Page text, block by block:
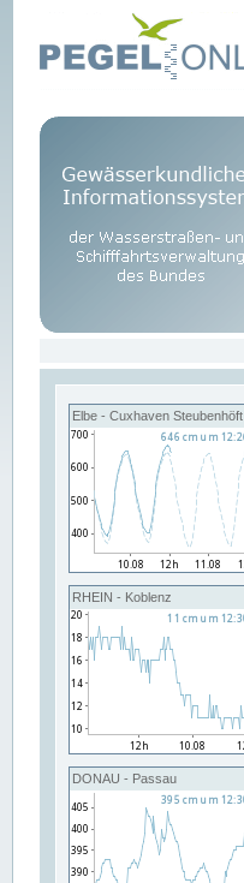
Elbe - Cuxhaven Steubenhöft
RHEIN - Koblenz
DONAU - Passau